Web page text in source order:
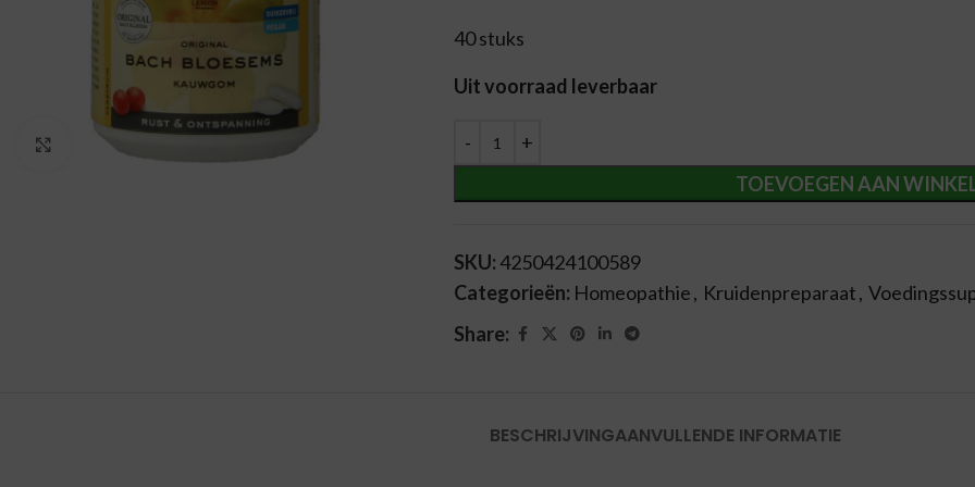
40 stuks
Uit voorraad leverbaar
TOEVOEGEN AAN
Alternative:
SKU: 4250424100589
Categorieën: Homeopathie, Kruidenpreparaat,
Share:
BESCHRIJVINGAANVULLENDE INFORMATIE